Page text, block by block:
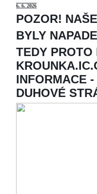
6. 6. 2026
POZOR!
BYLY
TEDY PROTO
INFORMACE
DUHOVÉ